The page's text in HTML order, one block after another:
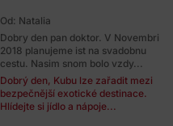
Od: Natalia
Dobry den pan doktor. V Novembri
2018 planujeme ist na svadobnu
cestu. Nasim snom bolo vzdy...
Dobrý den, Kubu lze zařadit mezi
bezpečnější exotické destinace.
Hlídejte si jídlo a nápoje...